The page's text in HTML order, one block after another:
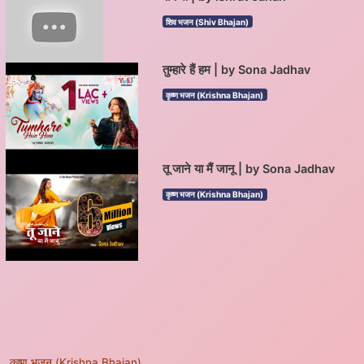
शिव भजन (Shiv Bhajan)
तुम्हारे हैं हम | by Sona Jadhav
कृष्ण भजन (Krishna Bhajan)
तू जाने या मैं जानू | by Sona Jadhav
कृष्ण भजन (Krishna Bhajan)